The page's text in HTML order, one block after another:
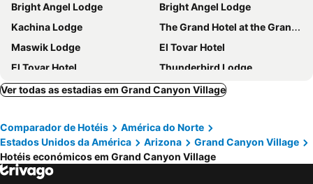
Bright Angel Lodge
Bright Angel Lodge
Kachina Lodge
The Grand Hotel at the Grand Canyon
Maswik Lodge
El Tovar Hotel
El Tovar Hotel
Thunderbird Lodge
Ver todas as estadias em Grand Canyon Village
Comparador de Hotéis
América do Norte
Estados Unidos da América
Arizona
Grand Canyon Village
Hotéis económicos em Grand Canyon Village